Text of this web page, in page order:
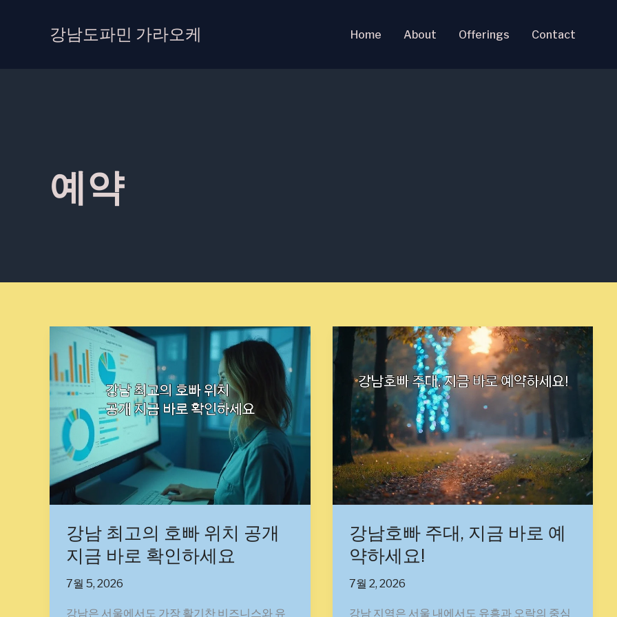
강남도파민 가라오케 Home About Offerings Contact
예약
강남 최고의 호빠 위치 공개
지금 바로 확인하세요
7월 5, 2026
강남은 서울에서도 가장 활기찬 비즈니스와 유
남
최
고
호
빠
위
치
공
개
지
금
바
확
인
강남호빠 주대, 지금 바로 예
약하세요!
7월 2, 2026
강남 지역은 서울 내에서도 유흥과 오락의 중심
강
남
빠
주
대,
지
금
바
로
예
약
하
세